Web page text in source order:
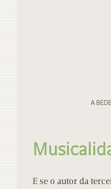
A
E se o autor da